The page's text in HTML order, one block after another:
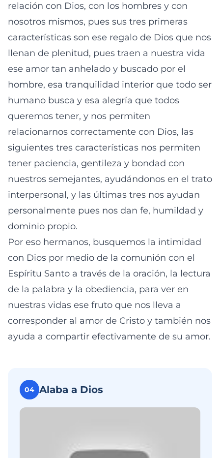
relación con Dios, con los hombres y con
nosotros mismos, pues sus tres primeras
características son ese regalo de Dios que nos
llenan de plenitud, pues traen a nuestra vida
ese amor tan anhelado y buscado por el
hombre, esa tranquilidad interior que todo ser
humano busca y esa alegría que todos
queremos tener, y nos permiten
relacionarnos correctamente con Dios, las
siguientes tres características nos permiten
tener paciencia, gentileza y bondad con
nuestros semejantes, ayudándonos en el trato
interpersonal, y las últimas tres nos ayudan
personalmente pues nos dan fe, humildad y
dominio propio.
Por eso hermanos, busquemos la intimidad
con Dios por medio de la comunión con el
Espíritu Santo a través de la oración, la lectura
de la palabra y la obediencia, para ver en
nuestras vidas ese fruto que nos lleva a
corresponder al amor de Cristo y también nos
ayuda a compartir efectivamente de su amor.
04 Alaba a Dios